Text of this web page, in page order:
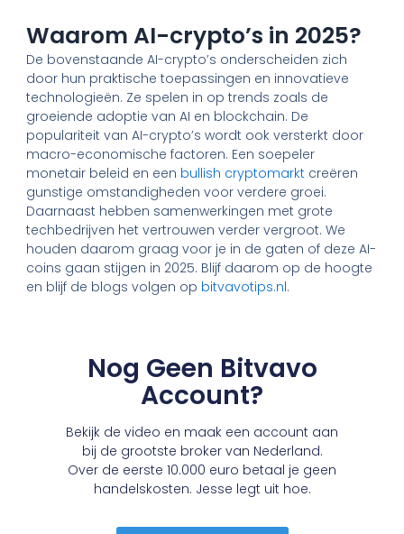
Waarom AI-crypto’s in 2025?
De bovenstaande AI-crypto’s onderscheiden zich
door hun praktische toepassingen en innovatieve
technologieën. Ze spelen in op trends zoals de
groeiende adoptie van AI en blockchain. De
populariteit van AI-crypto’s wordt ook versterkt door
macro-economische factoren. Een soepeler
monetair beleid en een bullish cryptomarkt creëren
gunstige omstandigheden voor verdere groei.
Daarnaast hebben samenwerkingen met grote
techbedrijven het vertrouwen verder vergroot. We
houden daarom graag voor je in de gaten of deze AI-
coins gaan stijgen in 2025. Blijf daarom op de hoogte
en blijf de blogs volgen op bitvavotips.nl.
Nog Geen Bitvavo
Account?
Bekijk de video en maak een account aan
bij de grootste broker van Nederland.
Over de eerste 10.000 euro betaal je geen
handelskosten. Jesse legt uit hoe.